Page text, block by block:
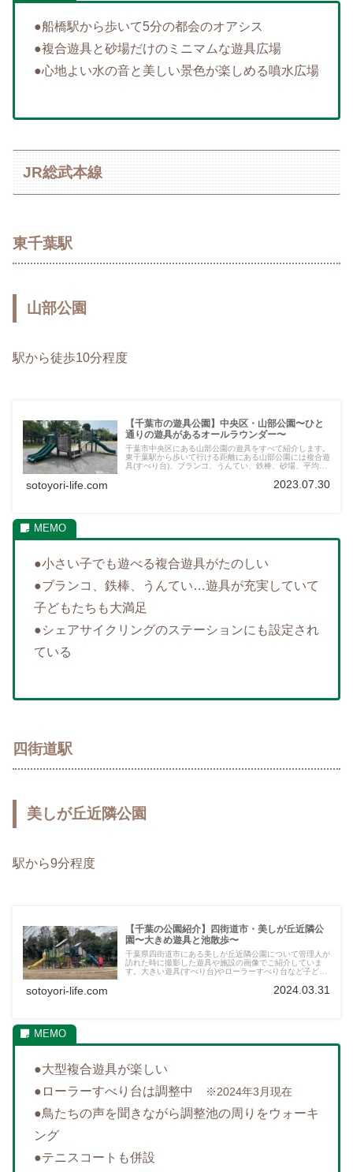
●船橋駅から歩いて5分の都会のオアシス
●複合遊具と砂場だけのミニマムな遊具広場
●心地よい水の音と美しい景色が楽しめる噴水広場
JR総武本線
東千葉駅
山部公園
駅から徒歩10分程度
【千葉市の遊具公園】中央区・山部公園〜ひと
通りの遊具があるオールラウンダー〜
千葉市中央区にある山部公園の遊具をすべて紹介します。
東千葉駅から歩いて行ける距離にある山部公園には複合遊
具(すべり台)、ブランコ、うんてい、鉄棒、砂場、平均台
sotoyori-life.com 2023.07.30
●小さい子でも遊べる複合遊具がたのしい
●ブランコ、鉄棒、うんてい…遊具が充実していて
子どもたちも大満足
●シェアサイクリングのステーションにも設定され
ている
四街道駅
美しが丘近隣公園
駅から9分程度
【千葉の公園紹介】四街道市・美しが丘近隣公
園〜大きめ遊具と池散歩〜
千葉県四街道市にある美しが丘近隣公園について管理人が
訪れた時に撮影した遊具や施設の画像でご紹介していま
す。大きい遊具(すべり台)やローラーすべり台など子ども
sotoyori-life.com 2024.03.31
●大型複合遊具が楽しい
●ローラーすべり台は調整中
※2024年3月現在
●鳥たちの声を聞きながら調整池の周りをウォーキ
ング
●テニスコートも併設